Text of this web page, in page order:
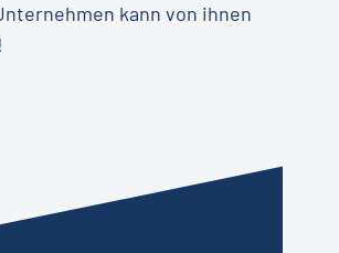
kann von ihnen